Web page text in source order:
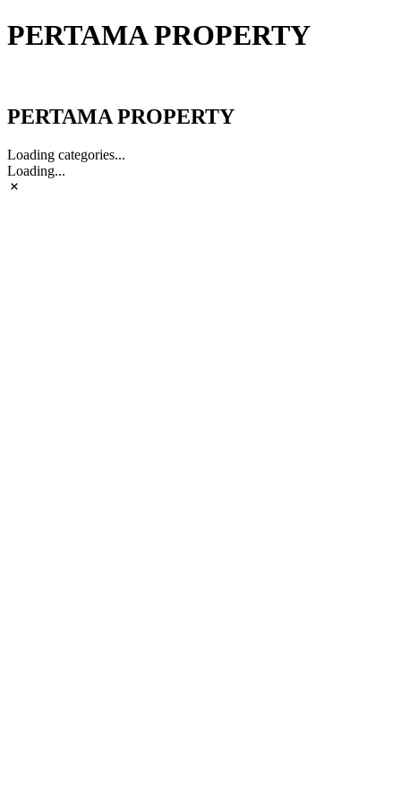
PERTAMA PROPERTY
PERTAMA PROPERTY
Loading categories...
Loading...